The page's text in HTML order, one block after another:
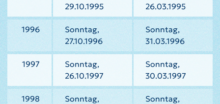
29.10.1995
26.03.1995
1996
Sonntag,
27.10.1996
Sonntag,
31.03.1996
1997
Sonntag,
26.10.1997
Sonntag,
30.03.1997
1998
Sonntag,
Sonntag,